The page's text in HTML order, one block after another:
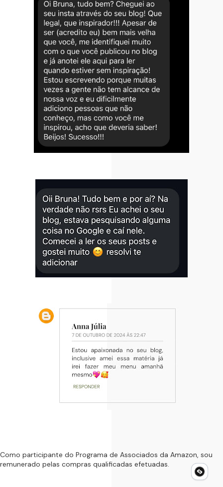
Como participante do Programa de Associados da Amazon, sou
remunerado pelas compras qualificadas efetuadas.